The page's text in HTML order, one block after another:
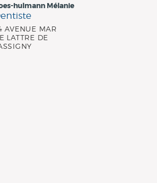
hulmann Mélanie
AVENUE MAR
LATTRE DE